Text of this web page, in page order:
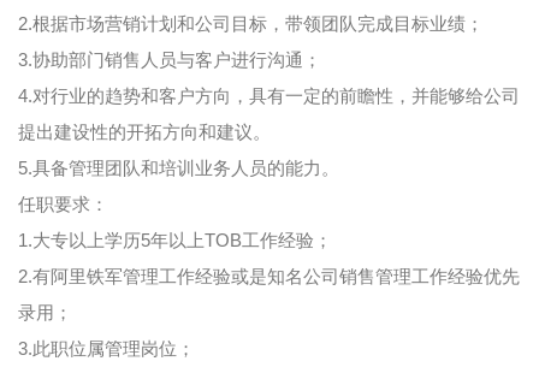
2.根据市场营销计划和公司目标，带领团队完成目标业绩；
3.协助部门销售人员与客户进行沟通；
4.对行业的趋势和客户方向，具有一定的前瞻性，并能够给公司
提出建设性的开拓方向和建议。
5.具备管理团队和培训业务人员的能力。
任职要求：
1.大专以上学历5年以上TOB工作经验；
2.有阿里铁军管理工作经验或是知名公司销售管理工作经验优先
录用；
3.此职位属管理岗位；